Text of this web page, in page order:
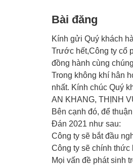
Bài đăng
Kính gửi Quý khách
Trước hết,Công ty cổ
đồng hành cùng
Trong không khí hân
nhất. Kính chúc Quý
AN KHANG, THỊNH
Bên cạnh đó, để
Đán 2021 như sau:
Công ty sẽ bắt đầu
Công ty sẽ chính thức
Mọi vấn đề phát sinh